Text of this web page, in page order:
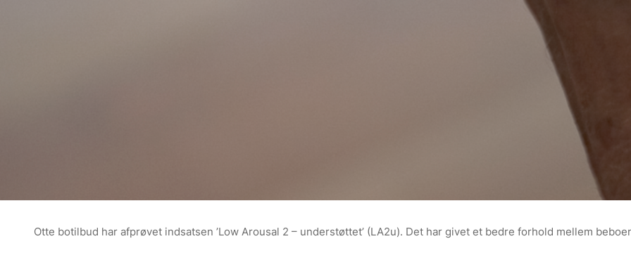
Otte botilbud har afprøvet indsatsen ’Low Arousal 2 – understøttet’ (LA2u). Det har givet et bedre forhold mellem